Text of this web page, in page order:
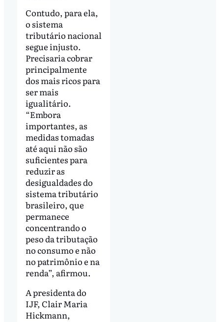
Contudo, para ela,
o sistema
tributário nacional
segue injusto.
Precisaria cobrar
principalmente
dos mais ricos para
ser mais
igualitário.
“Embora
importantes, as
medidas tomadas
até aqui não são
suficientes para
reduzir as
desigualdades do
sistema tributário
brasileiro, que
permanece
concentrando o
peso da tributação
no consumo e não
no patrimônio e na
renda”, afirmou.
A presidenta do
IJF, Clair Maria
Hickmann,